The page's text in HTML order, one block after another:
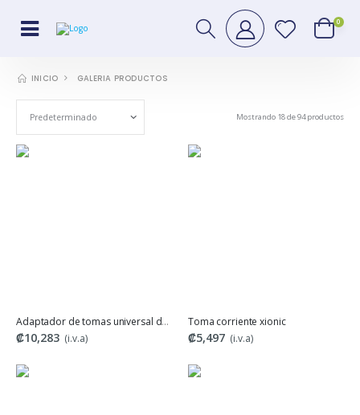
0
INICIO GALERIA PRODUCTOS
Mostrando 18 de 94 productos
Adaptador de tomas universal de viaje
₡10,283 (i.v.a)
Toma corriente xionic
₡5,497 (i.v.a)